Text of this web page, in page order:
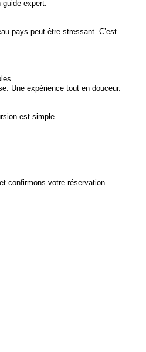
expert.
pays peut être stressant. C’est
Une expérience tout en douceur.
est simple.
confirmons votre réservation